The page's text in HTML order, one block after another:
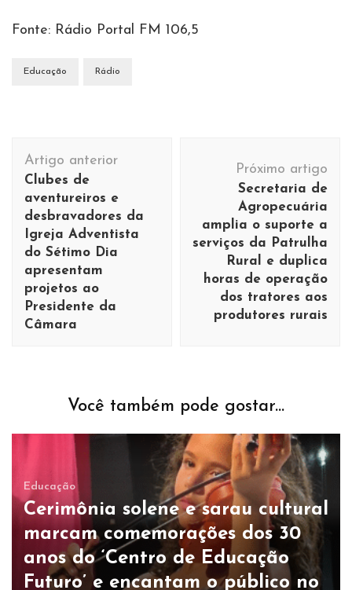
Fonte: Rádio Portal FM 106,5
Educação Rádio
Navegação
de
post
Artigo anterior
Clubes de
aventureiros e
desbravadores da
Igreja Adventista
do Sétimo Dia
apresentam
projetos ao
Presidente da
Câmara
Próximo artigo
Secretaria de
Agropecuária
amplia o suporte a
serviços da Patrulha
Rural e duplica
horas de operação
dos tratores aos
produtores rurais
Você também pode gostar...
Educação
Cerimônia solene e sarau cultural
marcam comemorações dos 30
anos do ‘Centro de Educação
Futuro’ e encantam o público no